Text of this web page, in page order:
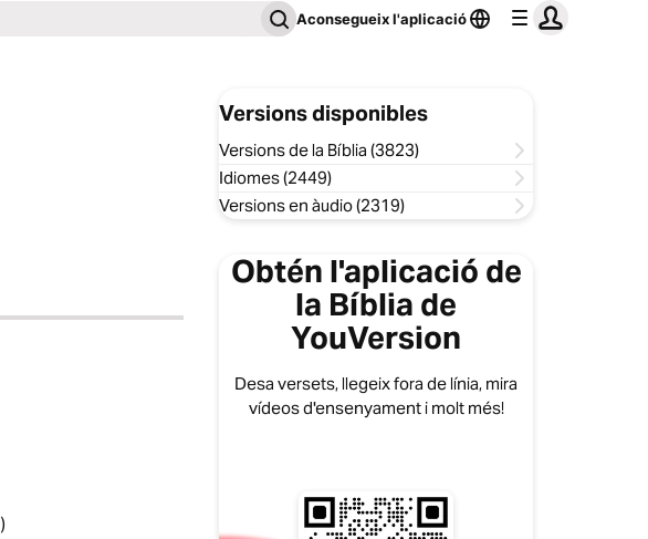
Aconsegueix l'aplicació
Versions disponibles
Versions de la Bíblia (3823)
Idiomes (2449)
Versions en àudio (2319)
Obtén l'aplicació de
la Bíblia de
YouVersion
Desa versets, llegeix fora de línia, mira
vídeos d'ensenyament i molt més!